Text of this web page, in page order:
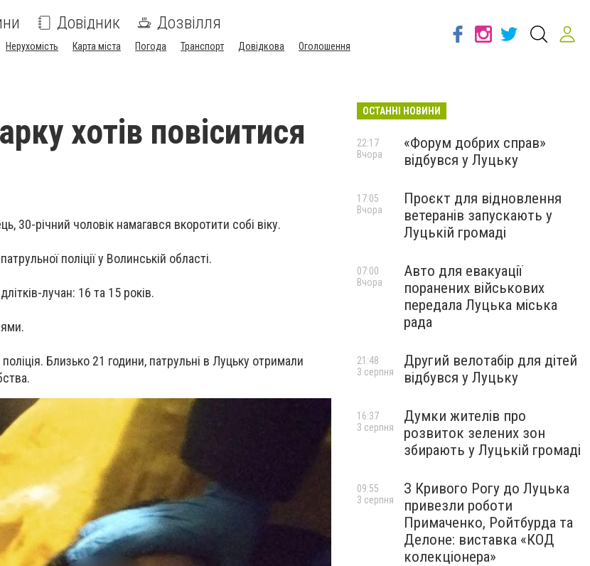
Довідник Дозвілля
Нерухомість Карта міста Погода Транспорт Довідкова Оголошення
хотів повіситися
30-річний чоловік намагався вкоротити собі віку.
поліції у Волинській області.
лучан: 16 та 15 років.
Близько 21 години, патрульні в Луцьку отримали
ОСТАННІ НОВИНИ
«Форум добрих справ»
відбувся у Луцьку
22:17
Вчора
Проєкт для відновлення
ветеранів запускають у
Луцькій громаді
17:05
Вчора
Авто для евакуації
поранених військових
передала Луцька міська
рада
07:00
Вчора
Другий велотабір для дітей
відбувся у Луцьку
21:48
3 серпня
Думки жителів про
розвиток зелених зон
збирають у Луцькій громаді
16:37
3 серпня
З Кривого Рогу до Луцька
привезли роботи
Примаченко, Ройтбурда та
Делоне: виставка «КОД
колекціонера»
09:55
3 серпня